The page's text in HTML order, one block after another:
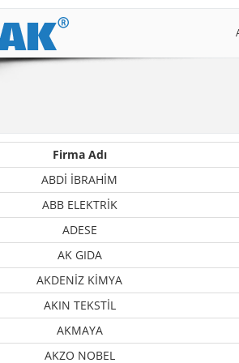
Firma Adı
ABDİ İBRAHİM
ABB ELEKTRİK
ADESE
AK GIDA
AKDENİZ KİMYA
AKIN TEKSTİL
AKMAYA
AKZO NOBEL